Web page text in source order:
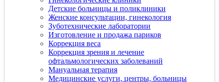
Детские больницы и поликлиники
Женские консультации, гинекология
Зуботехнические лаборатории
Изготовление и продажа париков
Коррекция веса
Коррекция зрения и лечение
офтальмологических заболеваний
Мануальная терапия
Медицинские услуги, центры, больницы